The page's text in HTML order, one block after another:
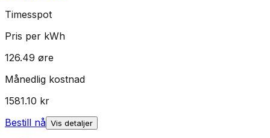
Timesspot
Pris per kWh
126.49 øre
Månedlig kostnad
1581.10 kr
Bestill nå Vis detaljer